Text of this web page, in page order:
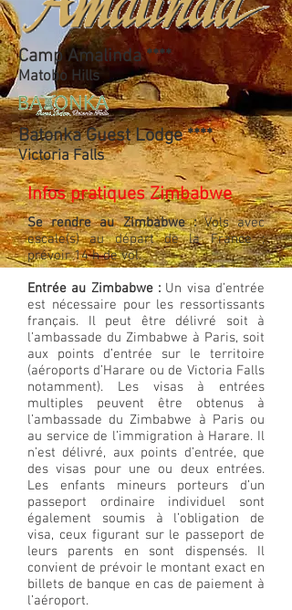
Camp Amalinda ****
Matobo Hills
Batonka Guest Lodge ****
Victoria Falls
Infos pratiques Zimbabwe
Se rendre au Zimbabwe :Vols avec
escale(s) au départ de la France ;
prévoir 14 h de vol.
Entrée au Zimbabwe : Un visa d’entrée
est nécessaire pour les ressortissants
français. Il peut être délivré soit à
l’ambassade du Zimbabwe à Paris, soit
aux points d’entrée sur le territoire
(aéroports d’Harare ou de Victoria Falls
notamment). Les visas à entrées
multiples peuvent être obtenus à
l’ambassade du Zimbabwe à Paris ou
au service de l’immigration à Harare. Il
n’est délivré, aux points d’entrée, que
des visas pour une ou deux entrées.
Les enfants mineurs porteurs d’un
passeport ordinaire individuel sont
également soumis à l’obligation de
visa, ceux figurant sur le passeport de
leurs parents en sont dispensés. Il
convient de prévoir le montant exact en
billets de banque en cas de paiement à
l’aéroport.